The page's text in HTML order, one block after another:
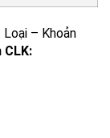
– Khoản
CLK: